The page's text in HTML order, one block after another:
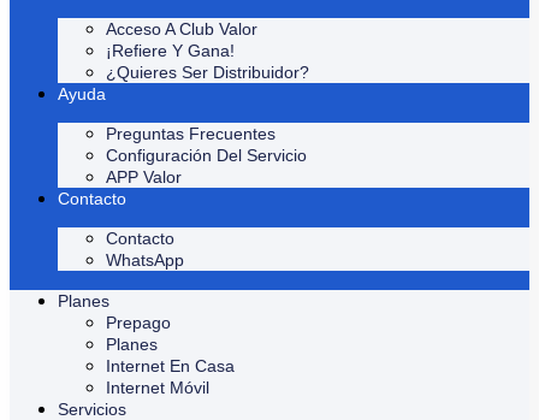
Acceso A Club Valor
¡Refiere Y Gana!
¿Quieres Ser Distribuidor?
Ayuda
Preguntas Frecuentes
Configuración Del Servicio
APP Valor
Contacto
Contacto
WhatsApp
Planes
Prepago
Planes
Internet En Casa
Internet Móvil
Servicios